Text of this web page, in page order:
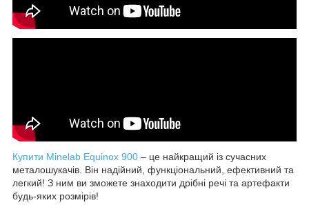
Купити Minelab Equinox 900 – це найкращий із сучасних
металошукачів. Він надійний, функціональний, ефективний та
легкий! З ним ви зможете знаходити дрібні речі та артефакти
будь-яких розмірів!